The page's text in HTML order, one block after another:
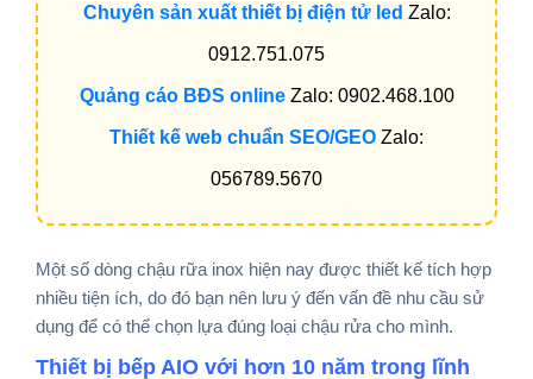
Chuyên sản xuất thiết bị điện tử led Zalo:
0912.751.075
Quảng cáo BĐS onlineZalo: 0902.468.100
Thiết kế web chuẩn SEO/GEO Zalo:
056789.5670
Một số dòng chậu rữa inox hiện nay được thiết kế tích hợp
nhiều tiện ích, do đó bạn nên lưu ý đến vấn đề nhu cầu sử
dụng để có thể chọn lựa đúng loại chậu rửa cho mình.
Thiết bị bếp AIO với hơn 10 năm trong lĩnh